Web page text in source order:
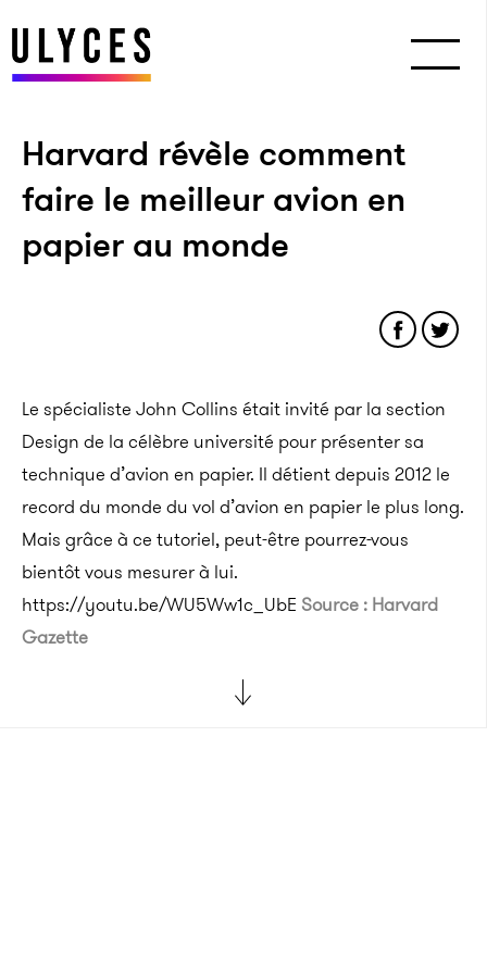
Harvard révèle comment
faire le meilleur avion en
papier au monde
Le spécialiste John Collins était invité par la section
Design de la célèbre université pour présenter sa
technique d’avion en papier. Il détient depuis 2012 le
record du monde du vol d’avion en papier le plus long.
Mais grâce à ce tutoriel, peut-être pourrez-vous
bientôt vous mesurer à lui.
https://youtu.be/WU5Ww1c_UbE Source : Harvard
Gazette